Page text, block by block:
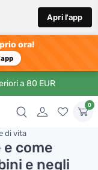
Apri l'app
ora!
a 80 EUR
0
di vita
e come
e negli